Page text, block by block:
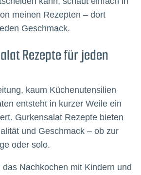
meinen Rezepten – dort
Geschmack.
Rezepte für jeden
kaum Küchenutensilien
entsteht in kurzer Weile ein
Gurkensalat Rezepte bieten
und Geschmack – ob zur
oder solo.
Nachkochen mit Kindern und